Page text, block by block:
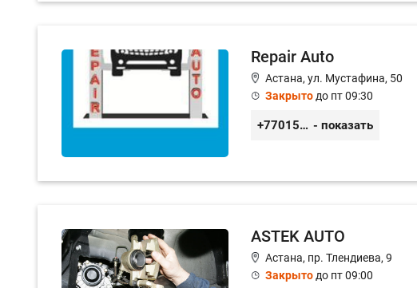
Repair Auto
Астана, ул. Мустафина, 50
Закрытодо пт 09:30
+77015375738 - показать
ASTEK AUTO
Астана, пр. Тлендиева, 9
Закрытодо пт 09:00